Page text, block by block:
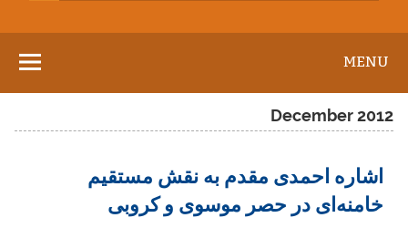
MENU
December 2012
اشاره احمدی‌ مقدم به نقش مستقیم
خامنه‌ای در حصر موسوی و کروبی